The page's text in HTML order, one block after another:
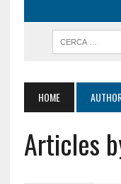
HOME
Articles